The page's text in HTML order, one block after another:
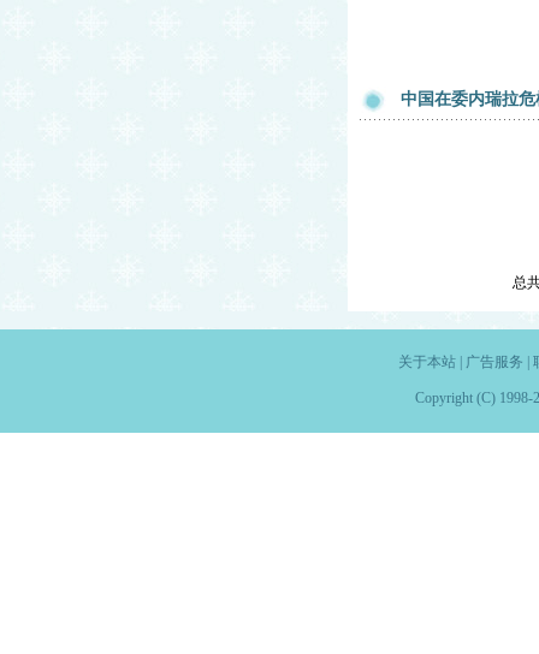
中国在委内瑞拉
总
关于本站| 广告服务
Copyright (C) 1998-